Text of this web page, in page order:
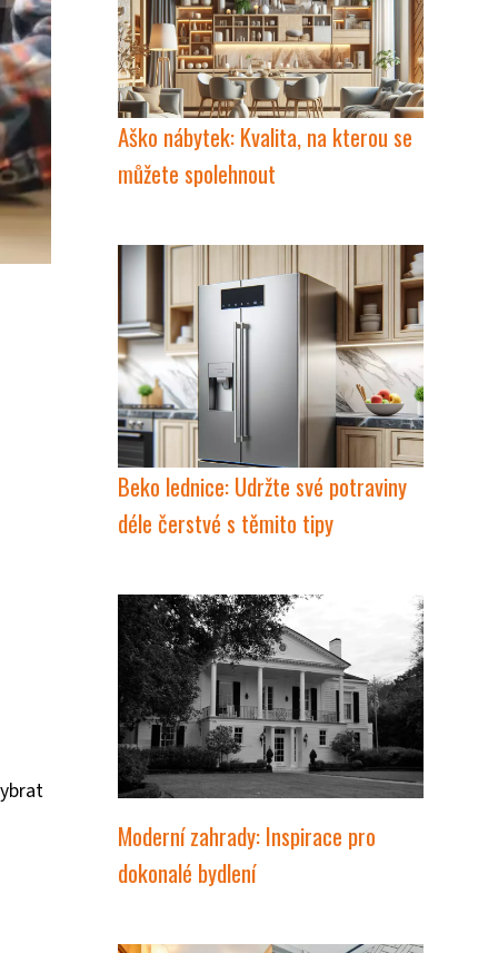
Aško nábytek: Kvalita, na kterou se
můžete spolehnout
Beko lednice: Udržte své potraviny
déle čerstvé s těmito tipy
Moderní zahrady: Inspirace pro
dokonalé bydlení